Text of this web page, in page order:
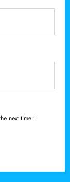
next time I